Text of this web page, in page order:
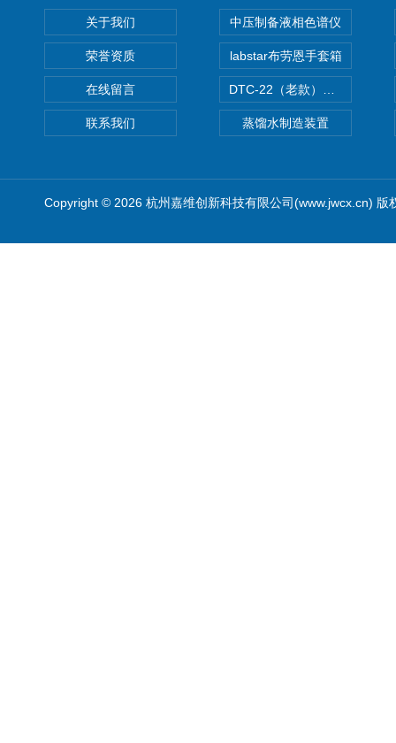
关于我们
荣誉资质
在线留言
联系我们
中压制备液相色谱仪
labstar布劳恩手套箱
蒸馏水制造装置
Copyright © 2026 杭州嘉维创新科技有限公司(www.jwcx.cn) 版